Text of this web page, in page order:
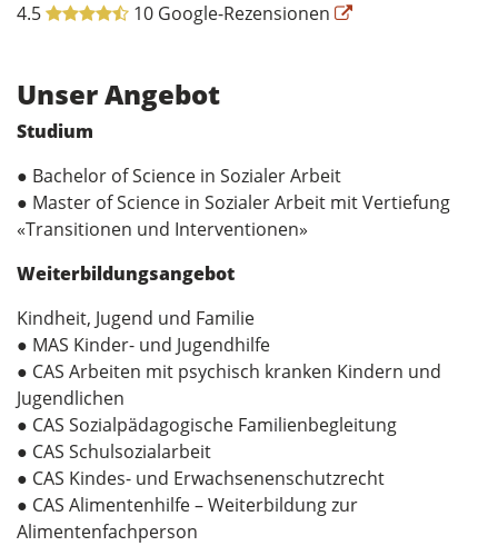
4.5 10 Google-Rezensionen
Unser Angebot
Studium
● Bachelor of Science in Sozialer Arbeit
● Master of Science in Sozialer Arbeit mit Vertiefung
«Transitionen und Interventionen»
Weiterbildungsangebot
Kindheit, Jugend und Familie
● MAS Kinder- und Jugendhilfe
● CAS Arbeiten mit psychisch kranken Kindern und
Jugendlichen
● CAS Sozialpädagogische Familienbegleitung
● CAS Schulsozialarbeit
● CAS Kindes- und Erwachsenenschutzrecht
● CAS Alimentenhilfe – Weiterbildung zur
Alimentenfachperson